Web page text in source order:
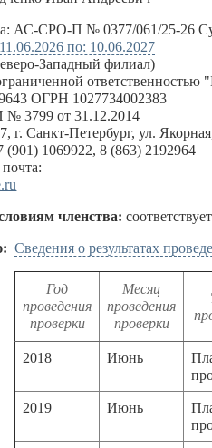
АС-СРО-П № 0377/061/25-26
по: 10.06.2027
Западный филиал)
ОГРН 1027734002383
3799 от 31.12.2014
г. Санкт-Петербург, ул.
1069922, 8 (863) 2192964
членства: соответствует
Сведения о результатах
Год
проведения
проверки
Месяц
проведения
проверки
2018
Июнь
2019 Июнь